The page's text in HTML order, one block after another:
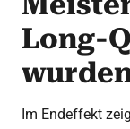
Long-
Im Endeffekt